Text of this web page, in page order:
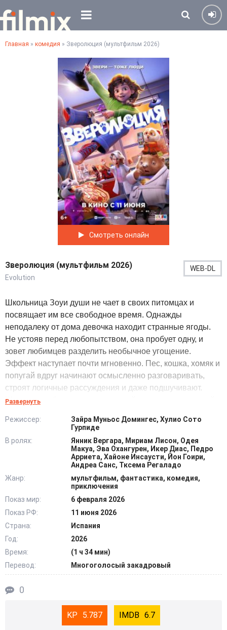
Главная » комедия » Зверолюция (мультфильм 2026)
Смотреть онлайн
Зверолюция (мультфильм 2026)
Evolution
WEB-DL
Школьница Зоуи души не чает в своих питомцах и
посвящает им все свободное время. Однажды
неподалеку от дома девочка находит странные ягоды.
Не устояв перед любопытством, она пробует одну, и
зовет любимцев разделить необычное угощение.
Эффект наступает почти мгновенно. Пес, кошка, хомяк и
попугай вдруг начинают осмысленно разговаривать,
строят логичные рассуждения и даже подшучивают.
Животные обретают человеческий разум, а вот с самой
острые когти, обостряются слух и обоняние, появляется
небывалая физическая сила. Сдерживать порывы
внезапной ярости все сложнее. Вскоре они замечают,
что вокруг множатся тревожные признаки. Дикие звери
витает ощущение надвигающейся катастрофы. Героине
придется принять роль лидера и договориться со своей
новой, дикой частью, чтобы остановить аномальную
эволюцию. А еще нужно найти общий язык с командой.
Развернуть
Режиссер:
Зайра Муньос Домингес, Хулио Сото
Гурпиде
В ролях:
Янник Вергара, Мириам Лисон, Одея
Макуа, Эва Охангурен, Икер Диас, Педро
Арриета, Хайоне Инсаусти, Йон Гоири,
Андреа Санс, Тксема Регаладо
Жанр:
мультфильм, фантастика, комедия,
приключения
Показ мир:
6 февраля 2026
Показ РФ:
11 июня 2026
Страна:
Испания
Год:
2026
Время:
(1 ч 34 мин)
Перевод:
Многоголосый закадровый
0
5.787 6.7